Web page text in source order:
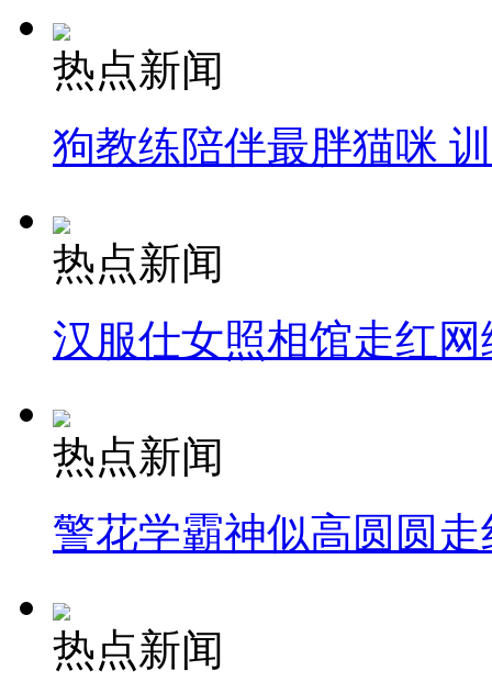
热点新闻
狗教练陪伴最胖猫咪
热点新闻
汉服仕女照相馆走红网
热点新闻
警花学霸神似高圆圆走
热点新闻